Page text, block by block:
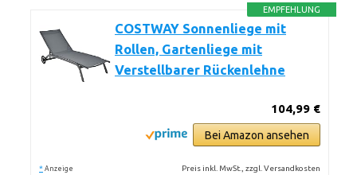
EMPFEHLUNG
COSTWAY Sonnenliege mit
Rollen, Gartenliege mit
Verstellbarer Rückenlehne
104,99 €
Bei Amazon ansehen
* Anzeige Preis inkl. MwSt., zzgl. Versandkosten